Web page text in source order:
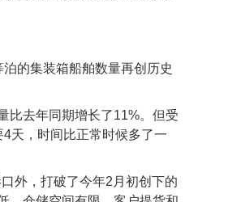
的集装箱船舶数量再创历史
比去年同期增长了11%。但受
天，时间比正常时候多了一
外，打破了今年2月初创下的